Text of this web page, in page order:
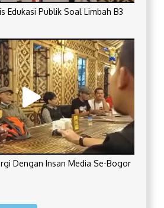
Edukasi Publik Soal Limbah B3
Dengan Insan Media Se-Bogor